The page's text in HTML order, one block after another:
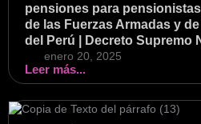
pensiones para
de las Fuerzas Armadas y
del Perú | Decreto Supremo
enero 20, 2025
Leer más...